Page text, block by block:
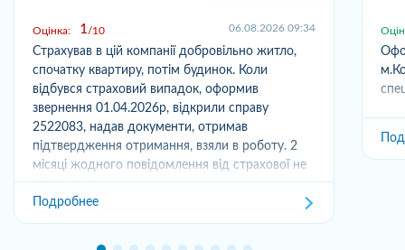
Оцінка: 1 10 06.08.2026 09:34
Страхував в цій компанії добровільно житло,
спочатку квартиру, потім будинок. Коли
відбувся страховий випадок, оформив
звернення 01.04.2026р, відкрили справу
2522083, надав документи, отримав
підтвердження отримання, взяли в роботу. 2
місяці жодного повідомлення від страхової не
отримував,...
Подробнее